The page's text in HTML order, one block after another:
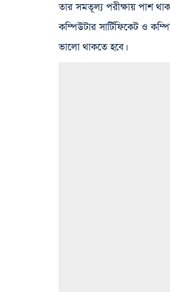
তার সমতূল্য পরীক্ষায় পাশ
কম্পিউটার সার্টিফিকেট ও
ভালো থাকতে হবে।